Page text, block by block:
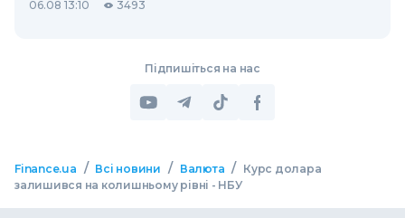
06.08 13:10 3493
Підпишіться на нас
Finance.ua / Всі новини / Валюта / Курс долара
залишився на колишньому рівні - НБУ